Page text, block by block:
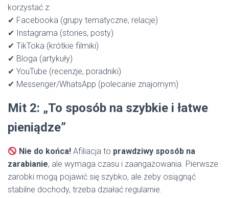
korzystać z:
✔ Facebooka (grupy tematyczne, relacje)
✔ Instagrama (stories, posty)
✔ TikToka (krótkie filmiki)
✔ Bloga (artykuły)
✔ YouTube (recenzje, poradniki)
✔ Messenger/WhatsApp (polecanie znajomym)
Mit 2: „To sposób na szybkie i łatwe
pieniądze”
Nie do końca! Afiliacja to prawdziwy sposób na
zarabianie, ale wymaga czasu i zaangażowania. Pierwsze
zarobki mogą pojawić się szybko, ale żeby osiągnąć
stabilne dochody, trzeba działać regularnie.